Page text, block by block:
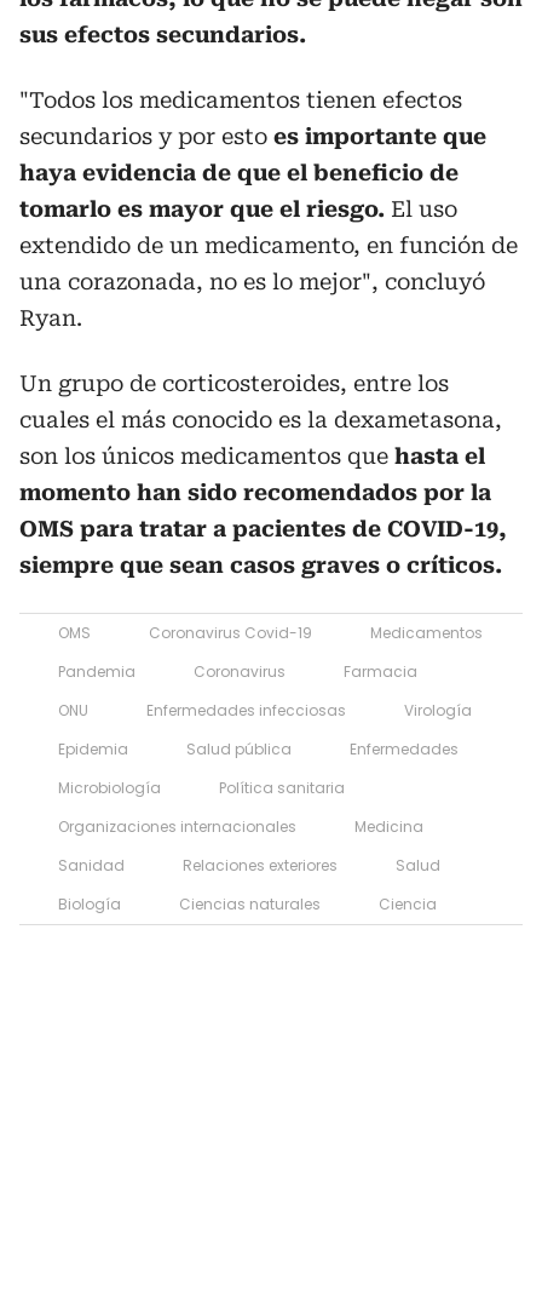
sus efectos secundarios.
"Todos los medicamentos tienen efectos
secundarios y por esto es importante que
haya evidencia de que el beneficio de
tomarlo es mayor que el riesgo. El uso
extendido de un medicamento, en función de
una corazonada, no es lo mejor", concluyó
Ryan.
Un grupo de corticosteroides, entre los
cuales el más conocido es la dexametasona,
son los únicos medicamentos que hasta el
momento han sido recomendados por la
OMS para tratar a pacientes de COVID-19,
siempre que sean casos graves o críticos.
OMS Coronavirus Covid-19
Medicamentos
Pandemia
Coronavirus
Farmacia
ONU
Enfermedades infecciosas
Virología
Epidemia
Salud pública
Enfermedades
Microbiología
Política sanitaria
Organizaciones internacionales
Medicina
Sanidad
Relaciones exteriores
Salud
Biología
Ciencias naturales Ciencia